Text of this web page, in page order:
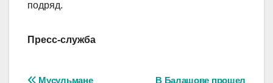
подряд.
Пресс-служба
В Балашове прошел
Мусульмане